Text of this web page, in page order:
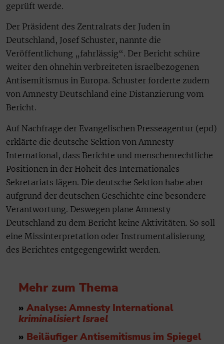
geprüft werde.
Der Präsident des Zentralrats der Juden in
Deutschland, Josef Schuster, nannte die
Veröffentlichung „fahrlässig“. Der Bericht schüre
weiter den ohnehin verbreiteten israelbezogenen
Antisemitismus in Europa. Schuster forderte zudem
von Amnesty Deutschland eine Distanzierung vom
Bericht.
Auf Nachfrage der Evangelischen Presseagentur (epd)
erklärte die deutsche Sektion von Amnesty
International, dass Berichte und menschenrechtliche
Positionen in der Hoheit des Internationales
Sekretariats lägen. Die deutsche Sektion habe aber
aufgrund der deutschen Geschichte eine besondere
Verantwortung. Deswegen plane Amnesty
Deutschland zu dem Bericht keine Aktivitäten. So soll
eine Missinterpretation oder Instrumentalisierung
des Berichtes entgegengewirkt werden.
Mehr zum Thema
» Analyse: Amnesty International
kriminalisiert Israel
» Beiläufiger Antisemitismus im Spiegel